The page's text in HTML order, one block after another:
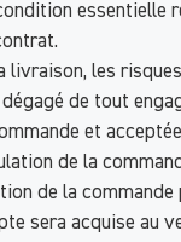
essentielle
livraison, les
dégagé de tout
et
de la
de la
sera acquise au